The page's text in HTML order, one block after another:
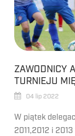
ZAWODNICY
TURNIEJU
04 lip 2022
W piątek
2011,2012 i